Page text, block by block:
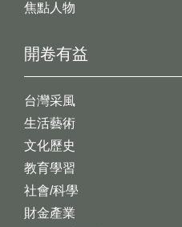
開卷有益
台灣采風
生活藝術
文化歷史
教育學習
社會/科學
財金產業
焦點人物